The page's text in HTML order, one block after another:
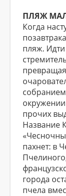
ПЛЯЖ
Когда
пляж.
прочих
Название
пахнет: в
города
пчела